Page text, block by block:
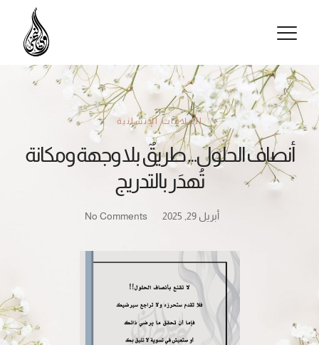
‎العلاقات الإنسانية
أنصاف الحلول… طريقٌ بلا وجهة ومكانة
تُهدَر بالتدريج
أبريل 29, 2025 No Comments